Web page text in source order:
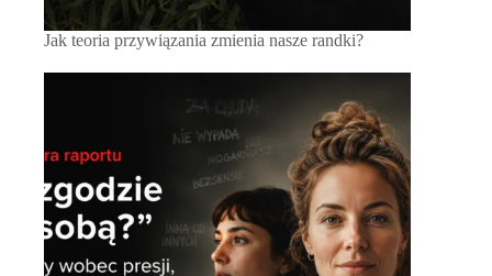
Jak teoria przywiązania zmienia nasze randki?